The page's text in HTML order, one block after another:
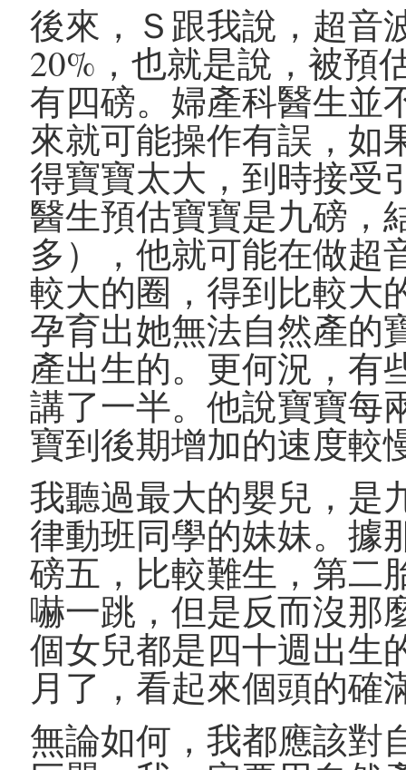
後來，Ｓ跟我說，超音
20%，也就是說，被預
有四磅。婦產科醫生並
來就可能操作有誤，如
得寶寶太大，到時接受
醫生預估寶寶是九磅，
多），他就可能在做超
較大的圈，得到比較大
孕育出她無法自然產的
產出生的。更何況，有
講了一半。他說寶寶每
寶到後期增加的速度較
我聽過最大的嬰兒，是
律動班同學的妹妹。據
磅五，比較難生，第二
嚇一跳，但是反而沒那
個女兒都是四十週出生
月了，看起來個頭的確
無論如何，我都應該對